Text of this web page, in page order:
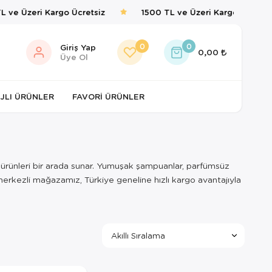
ve Üzeri Kargo Ücretsiz 1500 TL ve Üzeri Kargo Ücretsiz
Giriş Yap
Üye Ol
0 0
0,00
ÜRÜNLER FAVORI ÜRÜNLER
bir arada sunar. Yumuşak şampuanlar, parfümsüz
mağazamız, Türkiye geneline hızlı kargo avantajıyla